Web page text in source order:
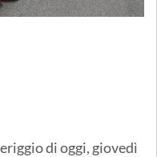
di oggi, giovedì